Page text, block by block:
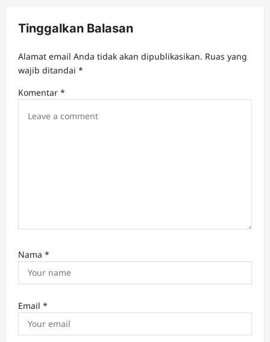
i
a
i
Tinggalkan Balasan
Alamat email Anda tidak akan dipublikasikan. Ruas yang
wajib ditandai *
Komentar *
Nama *
Email *